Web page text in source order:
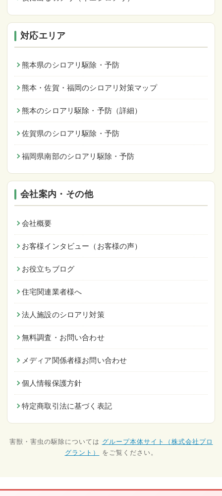
対応エリア
熊本県のシロアリ駆除・予防
熊本・佐賀・福岡のシロアリ対策マップ
熊本のシロアリ駆除・予防（詳細）
佐賀県のシロアリ駆除・予防
福岡県南部のシロアリ駆除・予防
会社案内・その他
会社概要
お客様インタビュー（お客様の声）
お役立ちブログ
住宅関連業者様へ
法人施設のシロアリ対策
無料調査・お問い合わせ
メディア関係者様お問い合わせ
個人情報保護方針
特定商取引法に基づく表記
害獣・害虫の駆除については グループ本体サイト（株式会社プロ
グラント）
をご覧ください。